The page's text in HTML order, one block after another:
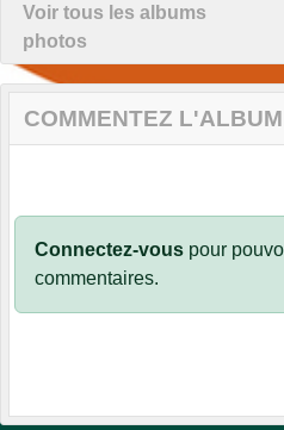
Voir tous les albums
photos
COMMENTEZ L'ALBUM
Connectez-vous pour
commentaires.